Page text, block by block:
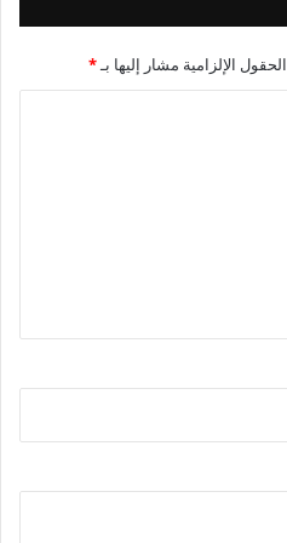
الحقول الإلزامية مشار إليها بـ*